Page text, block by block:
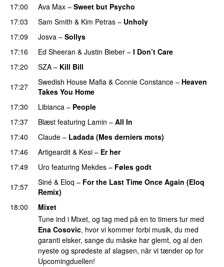
17:00 Ava Max – Sweet but Psycho
17:03
Sam Smith & Kim Petras – Unholy
17:09 Josva – Sollys
17:16
Ed Sheeran & Justin Bieber – I Don’t Care
17:20
SZA – Kill Bill
17:27
Swedish House Mafia & Connie Constance – Heaven
Takes You Home
17:30
Libianca – People
17:37 Blæst featuring Lamin – All In
17:40
Claude – Ladada (Mes derniers mots)
17:46 Artigeardit & Kesi – Er her
17:49
Uro featuring Mekdes – Føles godt
17:57
Siné & Eloq – For the Last Time Once Again (Eloq
Remix)
18:00
Mixet
Tune ind i Mixet, og tag med på en to timers tur med
Ena Cosovic, hvor vi kommer forbi musik, du med
garanti elsker, sange du måske har glemt, og al den
nyeste og sprødeste af slagsen, når vi tænder op for
Upcomingduellen!